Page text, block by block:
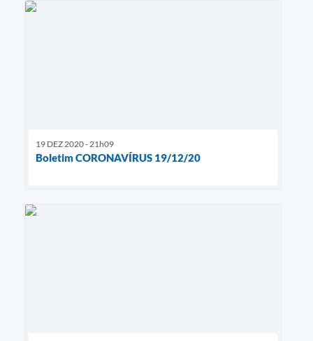
19 DEZ 2020 - 21h09
Boletim CORONAVÍRUS 19/12/20